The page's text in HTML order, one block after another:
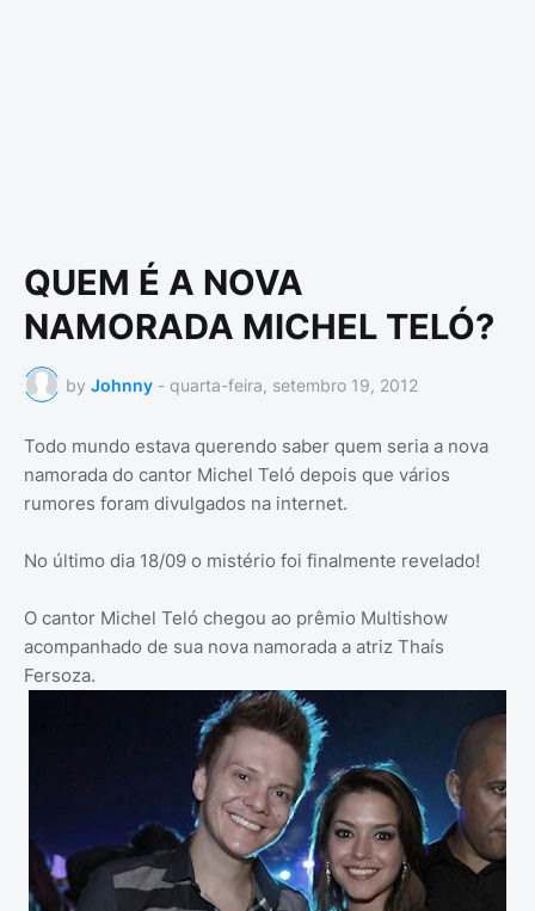
QUEM É A NOVA
NAMORADA MICHEL TELÓ?
by Johnny - quarta-feira, setembro 19, 2012
Todo mundo estava querendo saber quem seria a nova
namorada do cantor Michel Teló depois que vários
rumores foram divulgados na internet.
No último dia 18/09 o mistério foi finalmente revelado!
O cantor Michel Teló chegou ao prêmio Multishow
acompanhado de sua nova namorada a atriz Thaís
Fersoza.